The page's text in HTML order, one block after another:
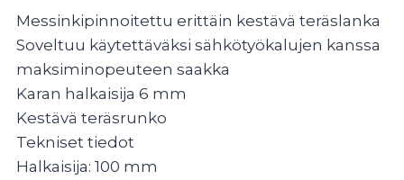
Messinkipinnoitettu erittäin kestävä teräslanka
Soveltuu käytettäväksi sähkötyökalujen kanssa
maksiminopeuteen saakka
Karan halkaisija 6 mm
Kestävä teräsrunko
Tekniset tiedot
Halkaisija: 100 mm